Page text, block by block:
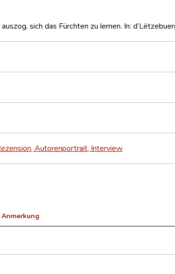
sich das Fürchten zu lernen. In:
Autorenportrait, Interview
Anmerkung